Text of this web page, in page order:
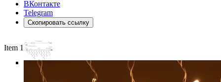
ВКонтакте
Telegram
Скопировать ссылку
Item 1 of 6